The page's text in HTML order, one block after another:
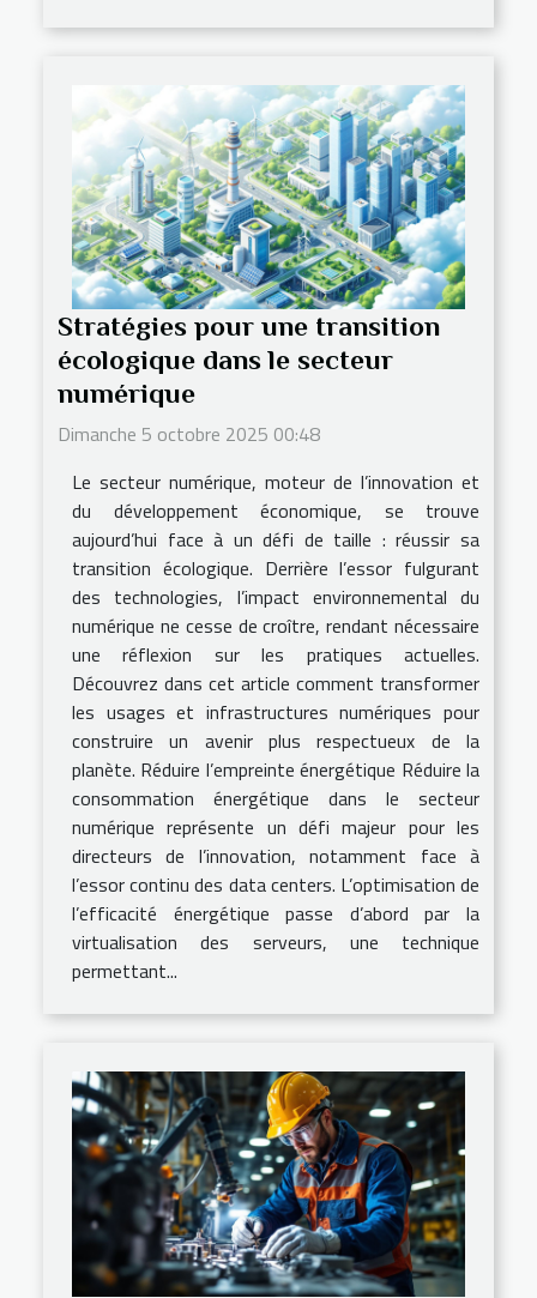
Stratégies pour une transition
écologique dans le secteur
numérique
Dimanche 5 octobre 2025 00:48
Le secteur numérique, moteur de l’innovation et
du développement économique, se trouve
aujourd’hui face à un défi de taille : réussir sa
transition écologique. Derrière l’essor fulgurant
des technologies, l’impact environnemental du
numérique ne cesse de croître, rendant nécessaire
une réflexion sur les pratiques actuelles.
Découvrez dans cet article comment transformer
les usages et infrastructures numériques pour
construire un avenir plus respectueux de la
planète. Réduire l’empreinte énergétique Réduire la
consommation énergétique dans le secteur
numérique représente un défi majeur pour les
directeurs de l’innovation, notamment face à
l’essor continu des data centers. L’optimisation de
l’efficacité énergétique passe d’abord par la
virtualisation des serveurs, une technique
permettant...